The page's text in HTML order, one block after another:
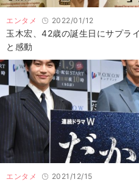
エンタメ 2022/01/12
玉木宏、42歳の誕生日にサプラ
と感動
エンタメ 2021/12/15